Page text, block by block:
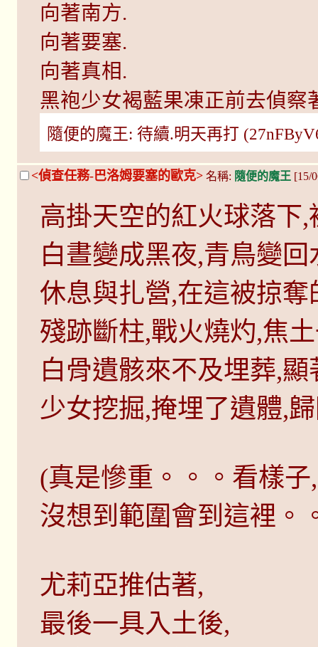
向著南方.
向著要塞.
向著真相.
黑袍少女褐藍果凍正前去偵察
隨便的魔王: 待續.明天再打
<偵查任務-巴洛姆要塞的歐克> 名稱: 隨便的魔王 [15/
高掛天空的紅火球落下
白晝變成黑夜,青鳥變回
休息與扎營,在這被掠奪
殘跡斷柱,戰火燒灼,焦
白骨遺骸來不及埋葬,
少女挖掘,掩埋了遺體,
(真是慘重。。。看樣
沒想到範圍會到這裡。
尤莉亞推估著,
最後一具入土後,